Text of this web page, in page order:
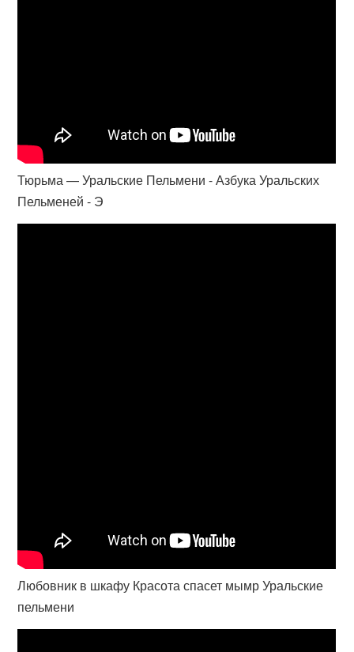
Тюрьма — Уральские Пельмени - Азбука Уральских
Пельменей - Э
Любовник в шкафу Красота спасет мымр Уральские
пельмени